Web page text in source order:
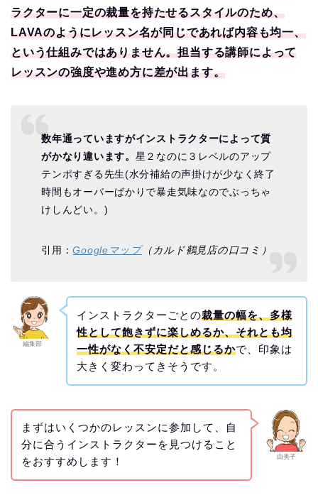
ラクターに一定の裁量を持たせるスタイルのため、
LAVAのようにレッスン名が同じであれば内容も均一、
という仕組みではありません。担当する講師によって
レッスンの強度や進め方に差が出ます。
数年通っていますがインストラクターによって質
がかなり違います。 星２なのに３レベルのアップ
テンポすぎる先生(水分補給の声掛けが少なく終了
時間もオーバーばかりで暴走気味なのでぶっちゃ
けしんどい。)
引用：Googleマップ（カルド鶴見店の口コミ）
編集部
インストラクターごとの裁量の幅を、多様
性として飽きずに楽しめるか、それとも均
一性がなく不安定だと感じるかで、印象は
大きく変わってきそうです。
由美子
まずはいくつかのレッスンに参加して、自
分に合うインストラクターを見つけること
をおすすめします！